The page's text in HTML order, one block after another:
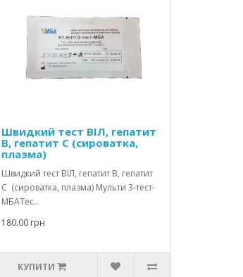
Швидкий тест ВІЛ, гепатит
В, гепатит С (сироватка,
плазма)
Швидкий тест ВІЛ, гепатит В, гепатит
С (сироватка, плазма) Мульти 3-тест-
МБАТес..
180.00 грн
КУПИТИ